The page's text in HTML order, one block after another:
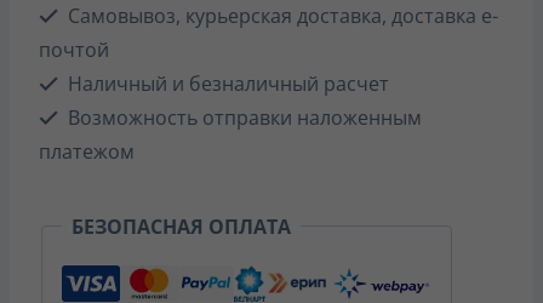
"отлично"
7
Пособие-
Самовывоз, курьерская доставка, доставка е-
почтой
Наличный и безналичный расчет
Возможность отправки наложенным
платежом
БЕЗОПАСНАЯ ОПЛАТА